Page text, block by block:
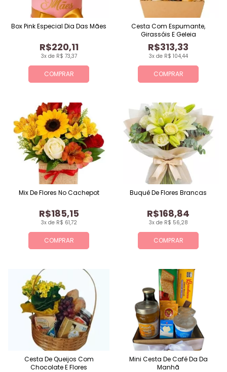
COMPRAR
3x de R$ 73,37
R$220,11
Box Pink Especial Dia Das Mães
COMPRAR
3x de R$ 104,44
R$313,33
Cesta Com Espumante,
Girassóis E Geleia
COMPRAR
3x de R$ 61,72
R$185,15
Mix De Flores No Cachepot
COMPRAR
3x de R$ 56,28
R$168,84
Buquê De Flores Brancas
Cesta De Queijos Com
Chocolate E Flores
Mini Cesta De Café Da Da
Manhã